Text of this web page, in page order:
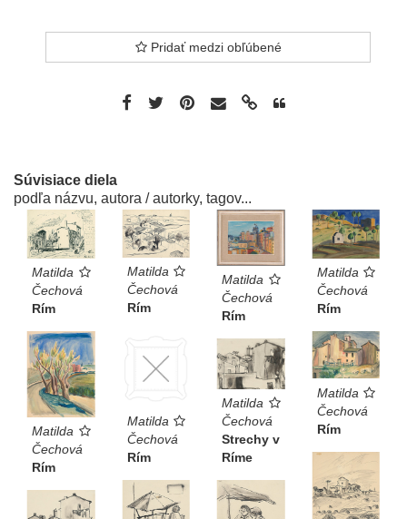
Pridať medzi obľúbené
Súvisiace diela
podľa názvu, autora / autorky, tagov...
Matilda
Čechová
Rím
Matilda
Čechová
Rím
Matilda
Čechová
Rím
Matilda
Čechová
Rím
Matilda
Čechová
Rím
Matilda
Čechová
Rím
Matilda
Čechová
Rím
Matilda
Čechová
Strechy v
Ríme